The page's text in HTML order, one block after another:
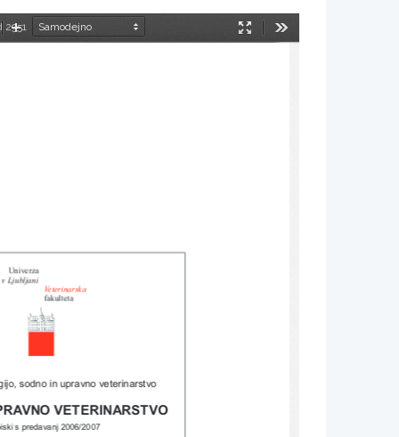
2951
Način
Povečaj
VNO VETERINARSTVO
    Univerza
v Ljubljani
Veterinarska
fakulteta
s predavanj 2006/2007
sodno in upravno veterinarstvo